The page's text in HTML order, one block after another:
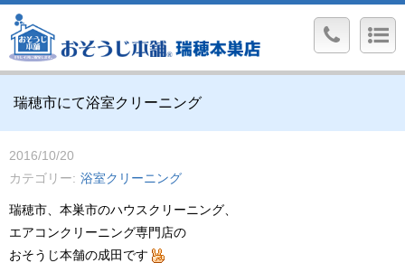
瑞穂市にて浴室クリーニング
2016/10/20
カテゴリー
浴室クリーニング
瑞穂市、本巣市のハウスクリーニング、
エアコンクリーニング専門店の
おそうじ本舗の成田です